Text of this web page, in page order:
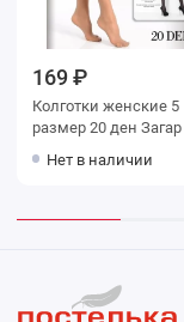
169 ₽
Колготки женские 5
Нет в наличии